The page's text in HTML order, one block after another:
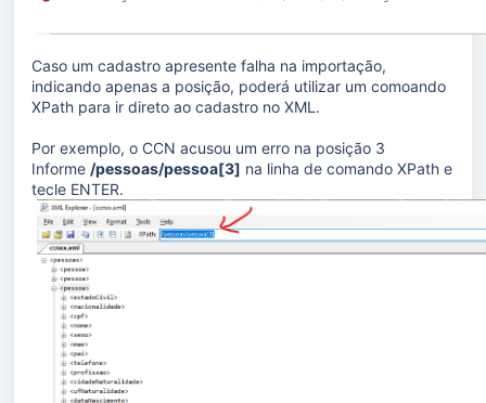
Caso um cadastro apresente falha na importação,
indicando apenas a posição, poderá utilizar um comoando
XPath para ir direto ao cadastro no XML.
Por exemplo, o CCN acusou um erro na posição 3
Informe /pessoas/pessoa[3] na linha de comando XPath e
tecle ENTER.